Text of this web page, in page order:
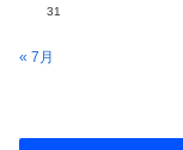
31
« 7月